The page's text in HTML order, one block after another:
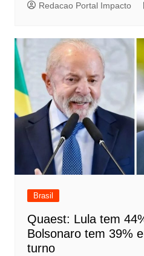
Redacao Portal Impacto
Brasil
Quaest: Lula tem
Bolsonaro tem 39%
turno